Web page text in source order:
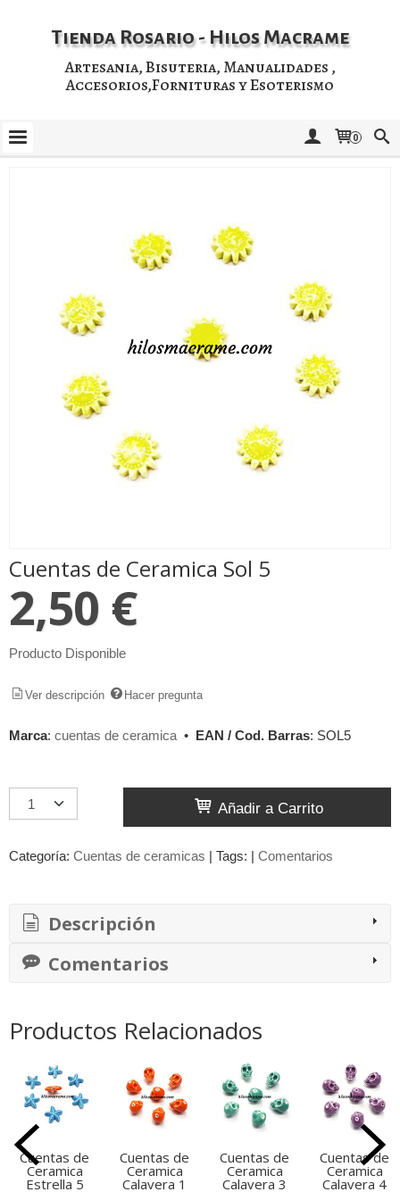
Tienda Rosario - Hilos Macrame
Artesania, Bisuteria, Manualidades ,
Accesorios,Fornituras y Esoterismo
0
Cuentas de Ceramica Sol 5
2,50 €
Producto Disponible
Ver descripción Hacer pregunta
Marca: cuentas de ceramica • EAN / Cod. Barras: SOL5
Añadir a Carrito
Categoría: Cuentas de ceramicas | Tags: | Comentarios
Descripción
Comentarios
Productos Relacionados
Cuentas de
Ceramica
Estrella 5
Cuentas de
Ceramica
Calavera 1
Cuentas de
Ceramica
Calavera 3
Cuentas de
Ceramica
Calavera 4